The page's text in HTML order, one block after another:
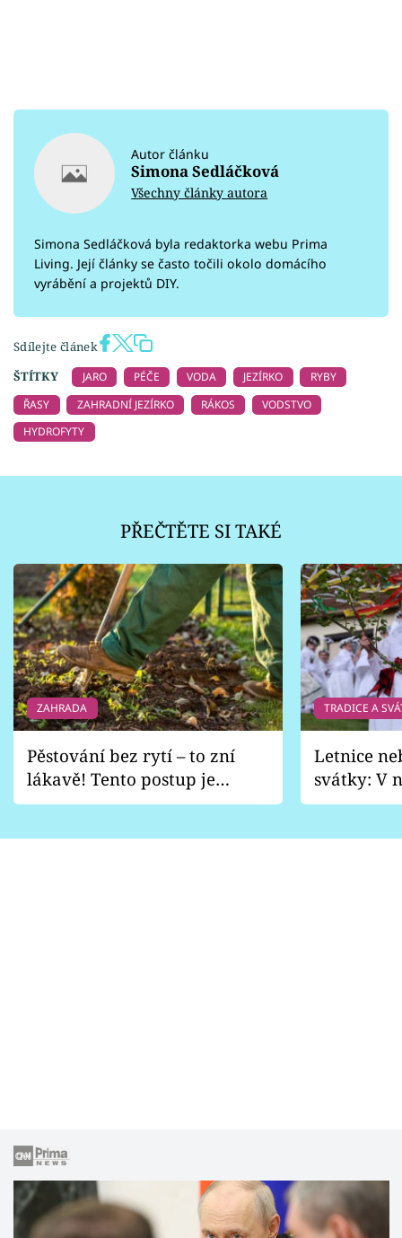
Autor článku
Simona Sedláčková
Všechny články autora
Simona Sedláčková byla redaktorka webu Prima
Living. Její články se často točili okolo domácího
vyrábění a projektů DIY.
Sdílejte článek
ŠTÍTKY
JARO PÉČE VODA JEZÍRKO
RYBY
ŘASY
ZAHRADNÍ JEZÍRKO RÁKOS
VODSTVO
HYDROFYTY
PŘEČTĚTE SI TAKÉ
ZAHRADA
Pěstování bez rytí – to zní
lákavě! Tento postup je
vhodný jen pro některé
TRADICE A
Letnice
svátky: V
pondělí